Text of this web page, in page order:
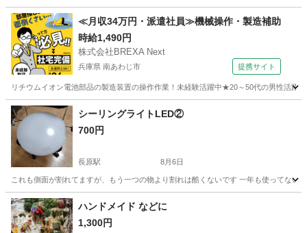
大阪 大阪市 大阪駅 テーブル ゲーミング
≪月収34万円・派遣社員≫機械操作・製造補助
時給1,490円
株式会社BREXA Next
兵庫県 南あわじ市 提携サイト
リチウムイオン電池部品の製造装置の操作作業！未経験活躍中★20～50代の男性活
兵庫 南あわじ市 その他
シーリングライトLED②
700円
長原駅 8月6日
これも側面が割れてますが、もう一つの物より割れは酷くないです 一年も使ってない
大阪 大阪市 長原駅 照明器具
ハンドメイド などに
1,300円